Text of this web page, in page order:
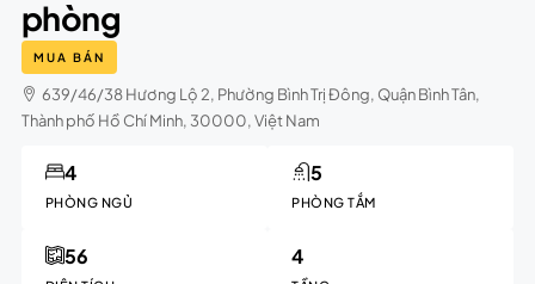
phòng
MUA BÁN
639/46/38 Hương Lộ 2, Phường Bình Trị Đông, Quận Bình Tân,
Thành phố Hồ Chí Minh, 30000, Việt Nam
PHÒNG NGỦ
4
PHÒNG TẮM
5
56 4